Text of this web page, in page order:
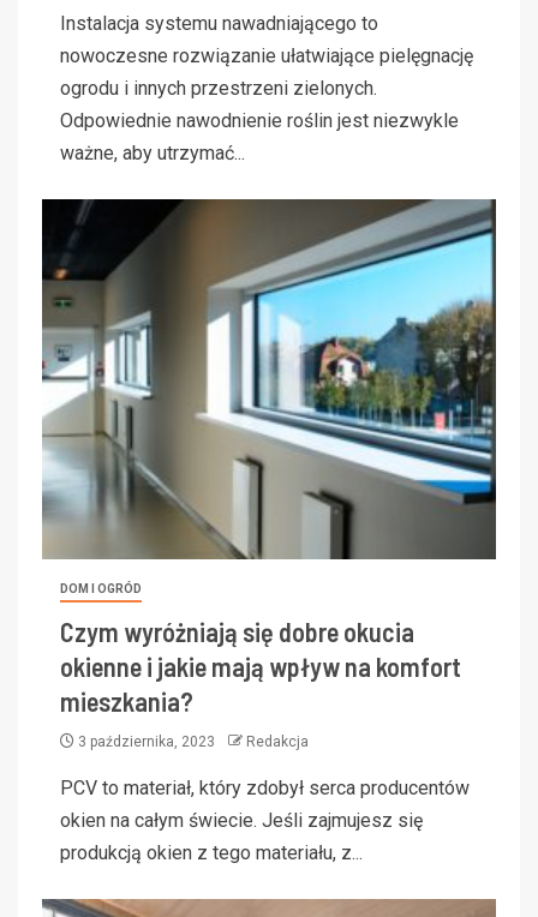
Instalacja systemu nawadniającego to
nowoczesne rozwiązanie ułatwiające pielęgnację
ogrodu i innych przestrzeni zielonych.
Odpowiednie nawodnienie roślin jest niezwykle
ważne, aby utrzymać...
DOM I OGRÓD
Czym wyróżniają się dobre okucia
okienne i jakie mają wpływ na komfort
mieszkania?
3 października, 2023 Redakcja
PCV to materiał, który zdobył serca producentów
okien na całym świecie. Jeśli zajmujesz się
produkcją okien z tego materiału, z...